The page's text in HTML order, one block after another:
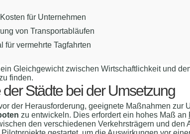
für Unternehmen
von Transportabläufen
für vermehrte Tagfahrten
Gleichgewicht zwischen Wirtschaftlichkeit und
finden.
der Städte bei der Umsetzung
der Herausforderung, geeignete Maßnahmen zur
zu entwickeln. Dies erfordert ein hohes Maß an
den verschiedenen Verkehrsträgern und den